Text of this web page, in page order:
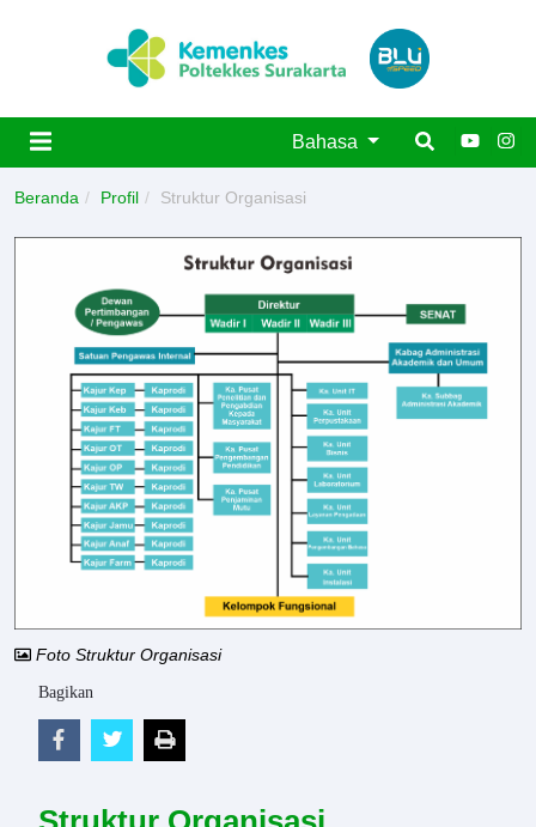
Bahasa
Beranda Profil Struktur Organisasi
Foto Struktur Organisasi
Bagikan